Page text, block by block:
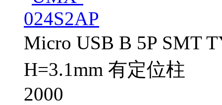
Micro USB B 5P SMT
H=3.1mm 有定位柱
2000